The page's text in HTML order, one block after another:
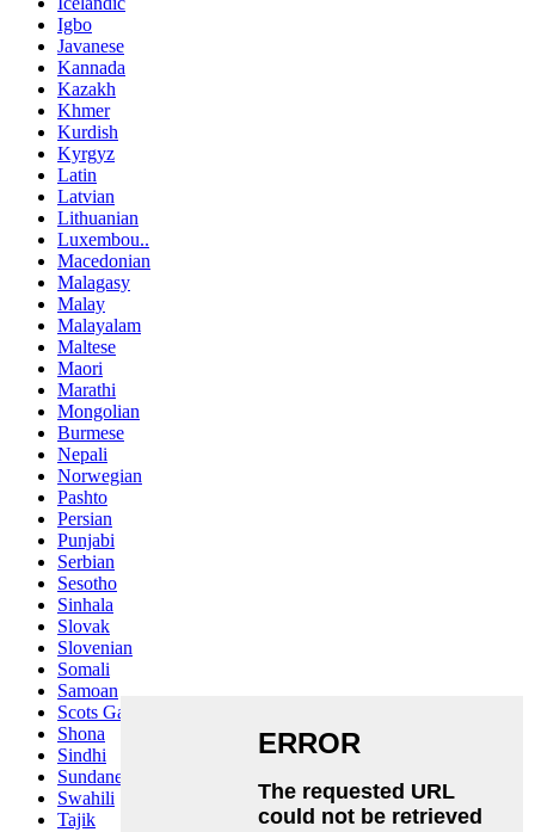
Igbo
Javanese
Kannada
Kazakh
Khmer
Kurdish
Kyrgyz
Latin
Latvian
Lithuanian
Luxembou..
Macedonian
Malagasy
Malay
Malayalam
Maltese
Maori
Marathi
Mongolian
Burmese
Nepali
Norwegian
Pashto
Persian
Punjabi
Serbian
Sesotho
Sinhala
Slovak
Slovenian
Somali
Samoan
Scots Gaelic
Shona
Sindhi
Sundanese
Swahili
Tajik